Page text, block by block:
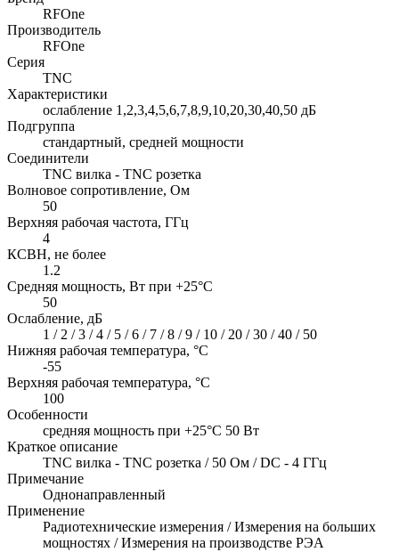
RFOne
Производитель
RFOne
Серия
TNC
Характеристики
ослабление 1,2,3,4,5,6,7,8,9,10,20,30,40,50 дБ
Подгруппа
стандартный, средней мощности
Соединители
TNC вилка - TNC розетка
Волновое сопротивление, Ом
50
Верхняя рабочая частота, ГГц
4
КСВН, не более
1.2
Средняя мощность, Вт при +25°C
50
Ослабление, дБ
1 / 2 / 3 / 4 / 5 / 6 / 7 / 8 / 9 / 10 / 20 / 30 / 40 / 50
Нижняя рабочая температура, °C
-55
Верхняя рабочая температура, °C
100
Особенности
cредняя мощность при +25°C 50 Вт
Краткое описание
TNC вилка - TNC розетка / 50 Ом / DC - 4 ГГц
Примечание
Однонаправленный
Применение
Радиотехнические измерения / Измерения на больших
мощностях / Измерения на производстве РЭА